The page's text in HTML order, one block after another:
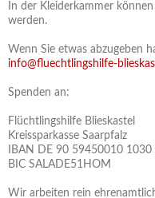
In der Kleiderkammer
werden.
Wenn Sie etwas abzugeben
info@fluechtlingshilfe-
Spenden an:
Flüchtlingshilfe Blieskastel
Kreissparkasse Saarpfalz
IBAN DE 90 59450010
BIC SALADE51HOM
Wir arbeiten rein